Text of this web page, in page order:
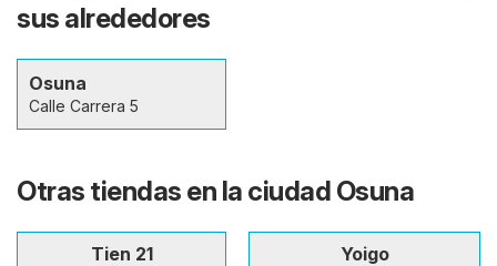
sus alrededores
Osuna
Calle Carrera 5
Otras tiendas en la ciudad Osuna
Tien 21
Yoigo